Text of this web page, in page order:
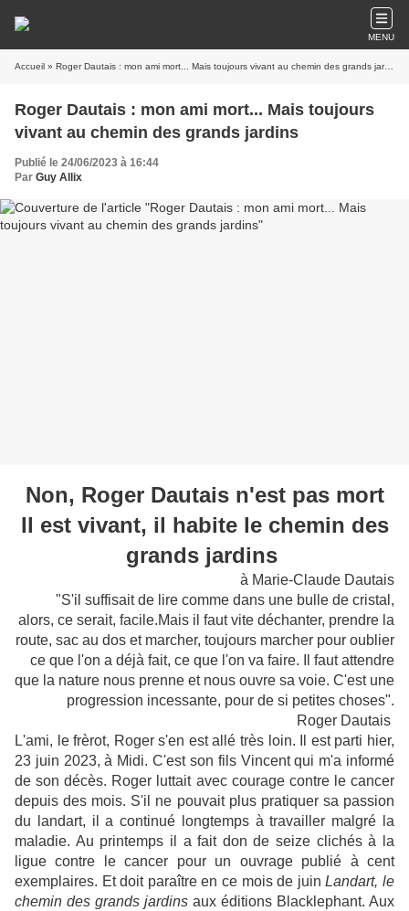
MENU
Accueil » Roger Dautais : mon ami mort... Mais toujours vivant au chemin des grands jardins
Roger Dautais : mon ami mort... Mais toujours
vivant au chemin des grands jardins
Publié le 24/06/2023 à 16:44
Par Guy Allix
Non, Roger Dautais n'est pas mort
Il est vivant, il habite le chemin des
grands jardins
à Marie-Claude Dautais
"S'il suffisait de lire comme dans une bulle de cristal,
alors, ce serait, facile.Mais il faut vite déchanter, prendre la
route, sac au dos et marcher, toujours marcher pour oublier
ce que l'on a déjà fait, ce que l'on va faire. Il faut attendre
que la nature nous prenne et nous ouvre sa voie. C'est une
progression incessante, pour de si petites choses".
Roger Dautais
L'ami, le frèrot, Roger s'en est allé très loin. Il est parti hier,
23 juin 2023, à Midi. C'est son fils Vincent qui m'a informé
de son décès. Roger luttait avec courage contre le cancer
depuis des mois. S'il ne pouvait plus pratiquer sa passion
du landart, il a continué longtemps à travailler malgré la
maladie. Au printemps il a fait don de seize clichés à la
ligue contre le cancer pour un ouvrage publié à cent
exemplaires. Et doit paraître en ce mois de juinLandart, le
chemin des grands jardins aux éditions Blacklephant. Aux